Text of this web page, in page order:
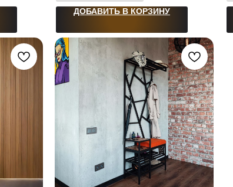
ДОБАВИТЬ В КОРЗИНУ